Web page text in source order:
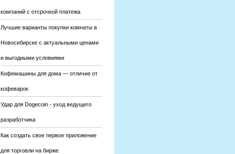
компаний с отсрочкой платежа
Лучшие варианты покупки комнаты в
Новосибирске с актуальными ценами
и выгодными условиями
Кофемашины для дома — отличие от
кофеварок
Удар для Dogecoin - уход ведущего
разработчика
Как создать свое первое приложение
для торговли на бирже